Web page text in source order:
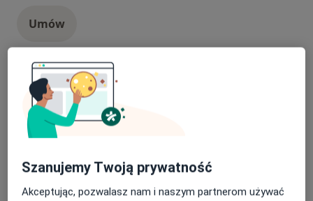
Umów
Konsultacja urologiczna (kolejna
wizyta)
Od 270 zł
Szczegóły
Umów
ECHO serca
Popularna
Szanujemy Twoją prywatność
Akceptując, pozwalasz nam i naszym partnerom używać